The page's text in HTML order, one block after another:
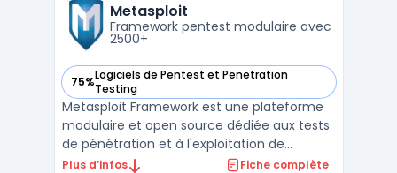
Metasploit
Framework pentest modulaire avec
2500+
75%Logiciels de Pentest et Penetration
Testing
— voir Metasploit dans cette catégorie
Metasploit Framework est une plateforme
modulaire et open source dédiée aux tests
de pénétration et à l'exploitation de
vulnérabilités. Créé en 2003 par H.D. Moore
Plus d’infos Fiche complète